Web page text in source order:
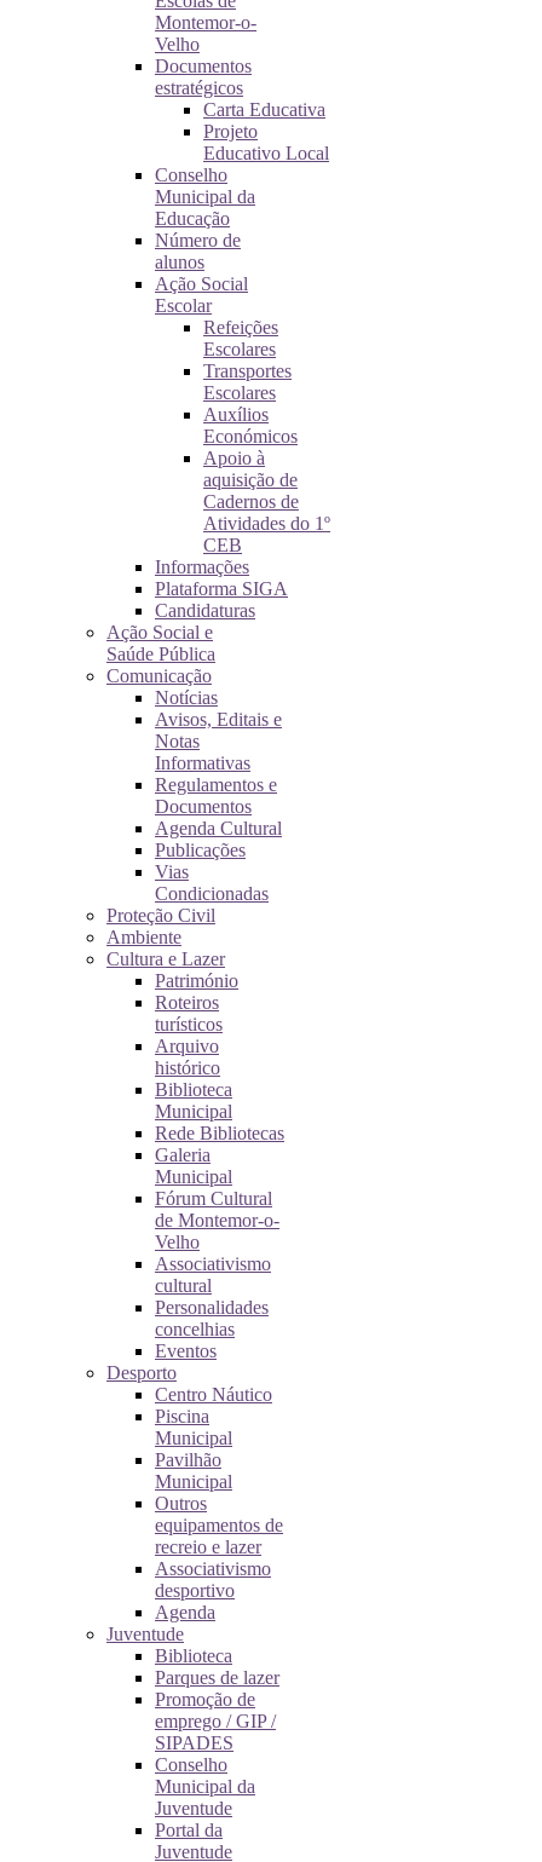
Montemor-o-
Velho
Documentos
estratégicos
Carta Educativa
Projeto
Educativo Local
Conselho
Municipal da
Educação
Número de
alunos
Ação Social
Escolar
Refeições
Escolares
Transportes
Escolares
Auxílios
Económicos
Apoio à
aquisição de
Cadernos de
Atividades do 1º
CEB
Informações
Plataforma SIGA
Candidaturas
Ação Social e
Saúde Pública
Comunicação
Notícias
Avisos, Editais e
Notas
Informativas
Regulamentos e
Documentos
Agenda Cultural
Publicações
Vias
Condicionadas
Proteção Civil
Ambiente
Cultura e Lazer
Património
Roteiros
turísticos
Arquivo
histórico
Biblioteca
Municipal
Rede Bibliotecas
Galeria
Municipal
Fórum Cultural
de Montemor-o-
Velho
Associativismo
cultural
Personalidades
concelhias
Eventos
Desporto
Centro Náutico
Piscina
Municipal
Pavilhão
Municipal
Outros
equipamentos de
recreio e lazer
Associativismo
desportivo
Agenda
Juventude
Biblioteca
Parques de lazer
Promoção de
emprego / GIP /
SIPADES
Conselho
Municipal da
Juventude
Portal da
Juventude